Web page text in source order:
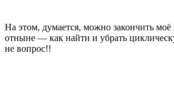
На этом, думается, можно закончить
отныне — как найти и убрать
не вопрос!!